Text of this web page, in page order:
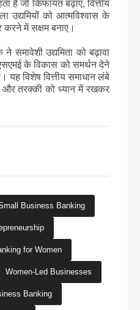
है जो किफायत बढ़ाए,वित्तीय
उद्यमियों को आत्मविश्वास के
करने में सक्षम बनाए।
ने समावेशी उद्यमिता को बढ़ावा
के विकास को समर्थन देने
यह विशेष वित्तीय समाधान लंबे
और तरक्की को ध्यान में रखकर
Business Banking
for Women
Women-Led Businesses
Banking